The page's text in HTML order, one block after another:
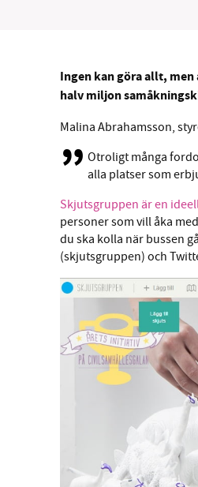
Ingen kan göra allt,
halv miljon
Malina Abrahamsson,
Otroligt många
alla platser som
Skjutsgruppen är en
personer som vill åka
du ska kolla när bussen
(skjutsgruppen) och